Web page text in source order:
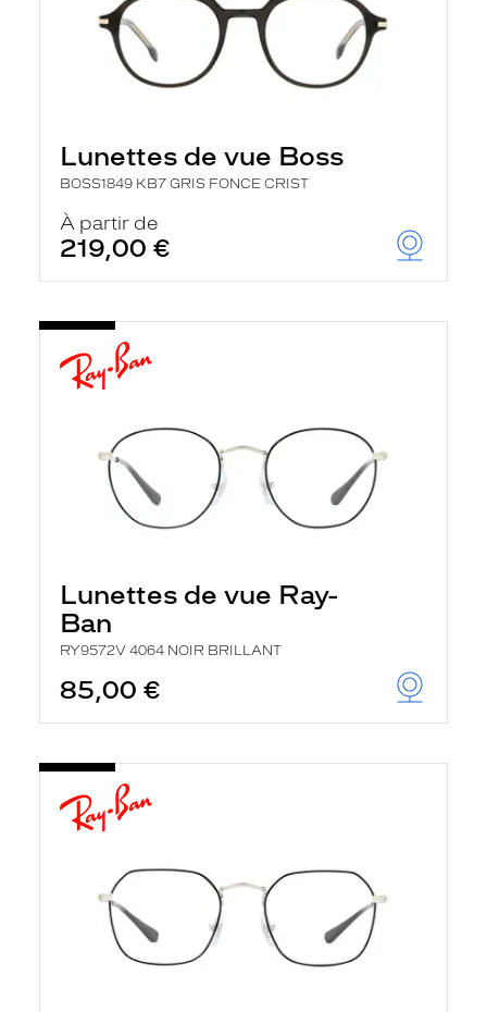
Lunettes de vue Boss
BOSS1849 KB7 GRIS FONCE CRIST
À partir de
219,00 €
Lunettes de vue Ray-
Ban
RY9572V 4064 NOIR BRILLANT
85,00 €